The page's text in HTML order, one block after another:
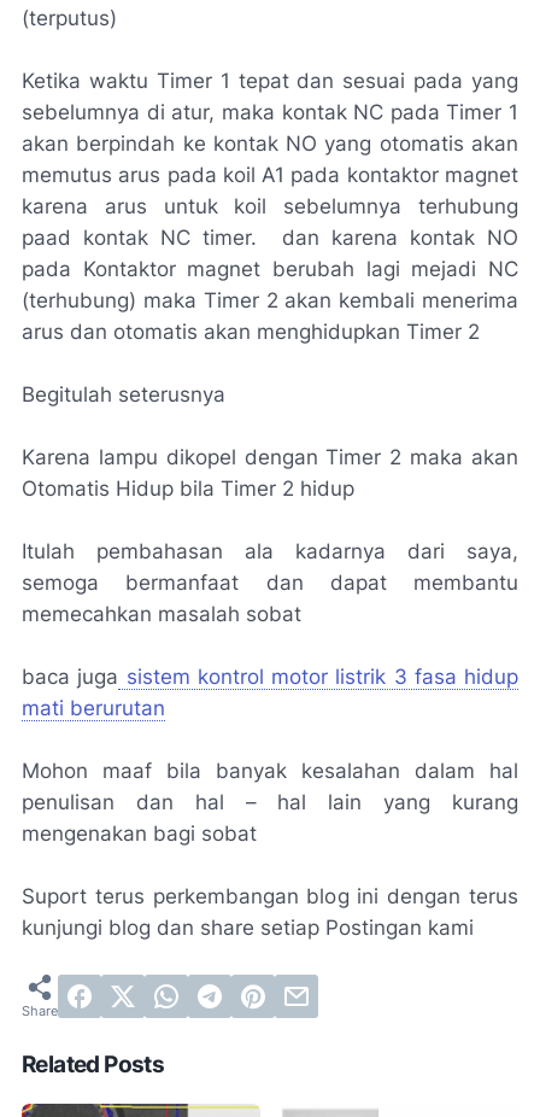
(terputus)
Ketika waktu Timer 1 tepat dan sesuai pada yang
sebelumnya di atur, maka kontak NC pada Timer 1
akan berpindah ke kontak NO yang otomatis akan
memutus arus pada koil A1 pada kontaktor magnet
karena arus untuk koil sebelumnya terhubung
paad kontak NC timer. dan karena kontak NO
pada Kontaktor magnet berubah lagi mejadi NC
(terhubung) maka Timer 2 akan kembali menerima
arus dan otomatis akan menghidupkan Timer 2
Begitulah seterusnya
Karena lampu dikopel dengan Timer 2 maka akan
Otomatis Hidup bila Timer 2 hidup
Itulah pembahasan ala kadarnya dari saya,
semoga bermanfaat dan dapat membantu
memecahkan masalah sobat
baca juga sistem kontrol motor listrik 3 fasa hidup
mati berurutan
Mohon maaf bila banyak kesalahan dalam hal
penulisan dan hal – hal lain yang kurang
mengenakan bagi sobat
Suport terus perkembangan blog ini dengan terus
kunjungi blog dan share setiap Postingan kami
Related Posts